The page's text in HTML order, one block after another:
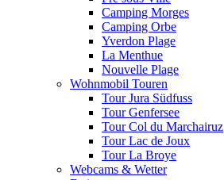
Camping Morges
Camping Orbe
Yverdon Plage
La Menthue
Nouvelle Plage
Wohnmobil Touren
Tour Jura Südfuss
Tour Genfersee
Tour Col du Marchairuz
Tour Lac de Joux
Tour La Broye
Webcams & Wetter